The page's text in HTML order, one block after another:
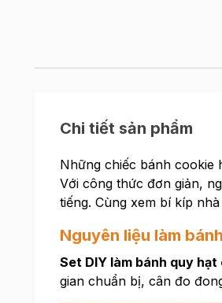
Chi tiết sản phẩm
Những chiếc bánh cookie
Với công thức đơn giản,
tiếng. Cùng xem bí kíp
Nguyên liệu làm
Set DIY làm bánh quy hạt
gian chuẩn bị, cân đo